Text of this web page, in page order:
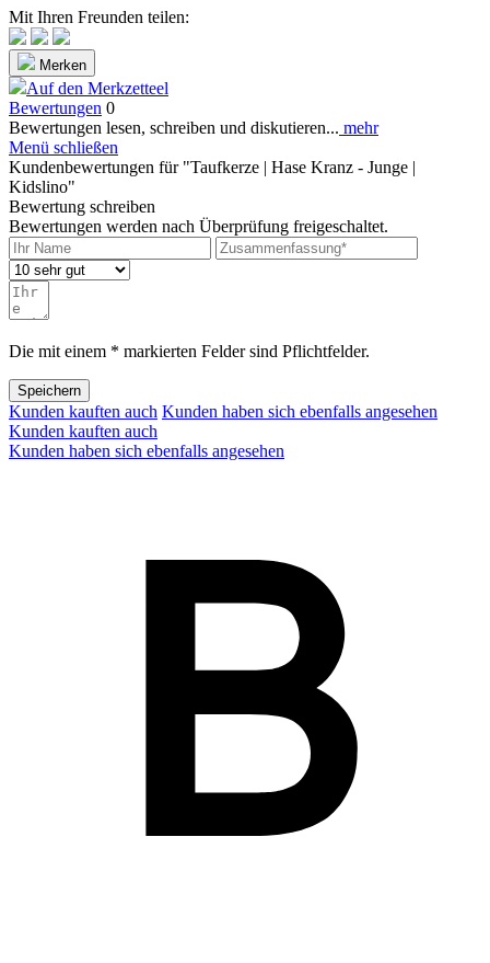
Mit Ihren Freunden teilen:
Merken
Auf den Merkzetteel
Bewertungen 0
Bewertungen lesen, schreiben und diskutieren... mehr
Menü schließen
Kundenbewertungen für "Taufkerze | Hase Kranz - Junge |
Kidslino"
Bewertung schreiben
Bewertungen werden nach Überprüfung freigeschaltet.
Die mit einem * markierten Felder sind Pflichtfelder.
Speichern
Kunden kauften auch Kunden haben sich ebenfalls angesehen
Kunden kauften auch
Kunden haben sich ebenfalls angesehen